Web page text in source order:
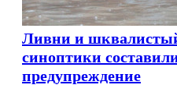
Ливни и
синоптики
предупреждение